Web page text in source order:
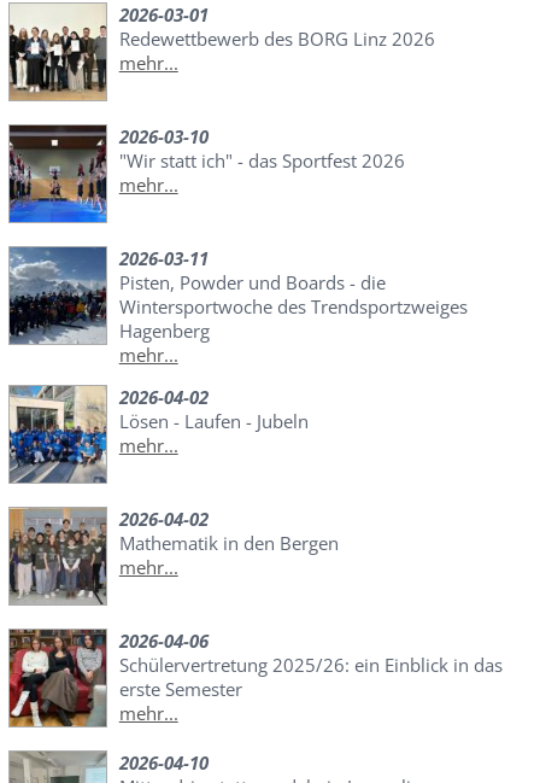
2026-03-01
Redewettbewerb des BORG Linz 2026
mehr...
2026-03-10
"Wir statt ich" - das Sportfest 2026
mehr...
2026-03-11
Pisten, Powder und Boards - die
Wintersportwoche des Trendsportzweiges
Hagenberg
mehr...
2026-04-02
Lösen - Laufen - Jubeln
mehr...
2026-04-02
Mathematik in den Bergen
mehr...
2026-04-06
Schülervertretung 2025/26: ein Einblick in das
erste Semester
mehr...
2026-04-10